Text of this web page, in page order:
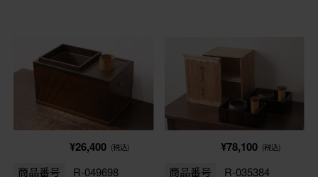
¥26,400 (税込)
商品番号 R-049698
¥78,100 (税込)
商品番号 R-035384